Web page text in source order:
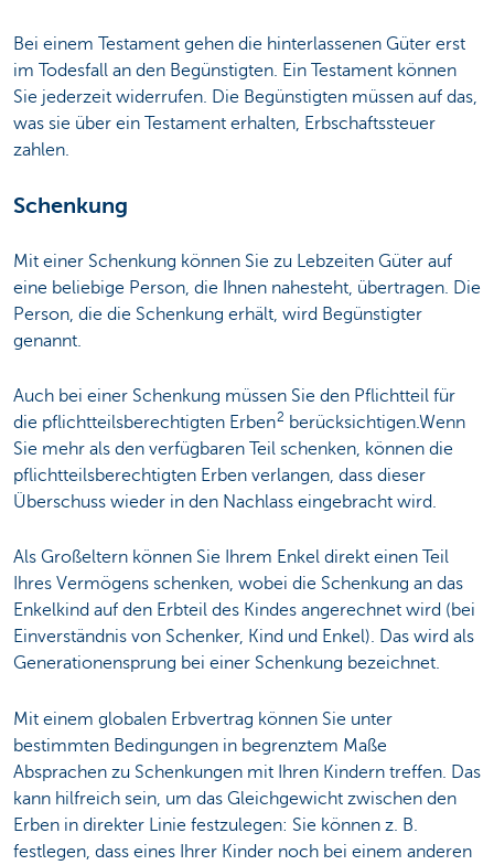
Bei einem Testament gehen die hinterlassenen Güter erst
im Todesfall an den Begünstigten. Ein Testament können
Sie jederzeit widerrufen. Die Begünstigten müssen auf das,
was sie über ein Testament erhalten, Erbschaftssteuer
zahlen.
Schenkung
Mit einer Schenkung können Sie zu Lebzeiten Güter auf
eine beliebige Person, die Ihnen nahesteht, übertragen. Die
Person, die die Schenkung erhält, wird Begünstigter
genannt.
Auch bei einer Schenkung müssen Sie den Pflichtteil für
die pflichtteilsberechtigten Erben2 berücksichtigen.Wenn
Sie mehr als den verfügbaren Teil schenken, können die
pflichtteilsberechtigten Erben verlangen, dass dieser
Überschuss wieder in den Nachlass eingebracht wird.
Als Großeltern können Sie Ihrem Enkel direkt einen Teil
Ihres Vermögens schenken, wobei die Schenkung an das
Enkelkind auf den Erbteil des Kindes angerechnet wird (bei
Einverständnis von Schenker, Kind und Enkel). Das wird als
Generationensprung bei einer Schenkung bezeichnet.
Mit einem globalen Erbvertrag können Sie unter
bestimmten Bedingungen in begrenztem Maße
Absprachen zu Schenkungen mit Ihren Kindern treffen. Das
kann hilfreich sein, um das Gleichgewicht zwischen den
Erben in direkter Linie festzulegen: Sie können z. B.
festlegen, dass eines Ihrer Kinder noch bei einem anderen